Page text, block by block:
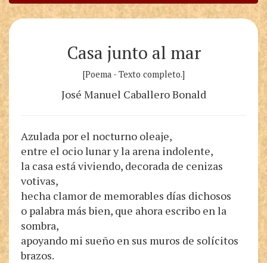
Casa junto al mar
[Poema - Texto completo.]
José Manuel Caballero Bonald
Azulada por el nocturno oleaje,
entre el ocio lunar y la arena indolente,
la casa está viviendo, decorada de cenizas
votivas,
hecha clamor de memorables días dichosos
o palabra más bien, que ahora escribo en la
sombra,
apoyando mi sueño en sus muros de solícitos
brazos.